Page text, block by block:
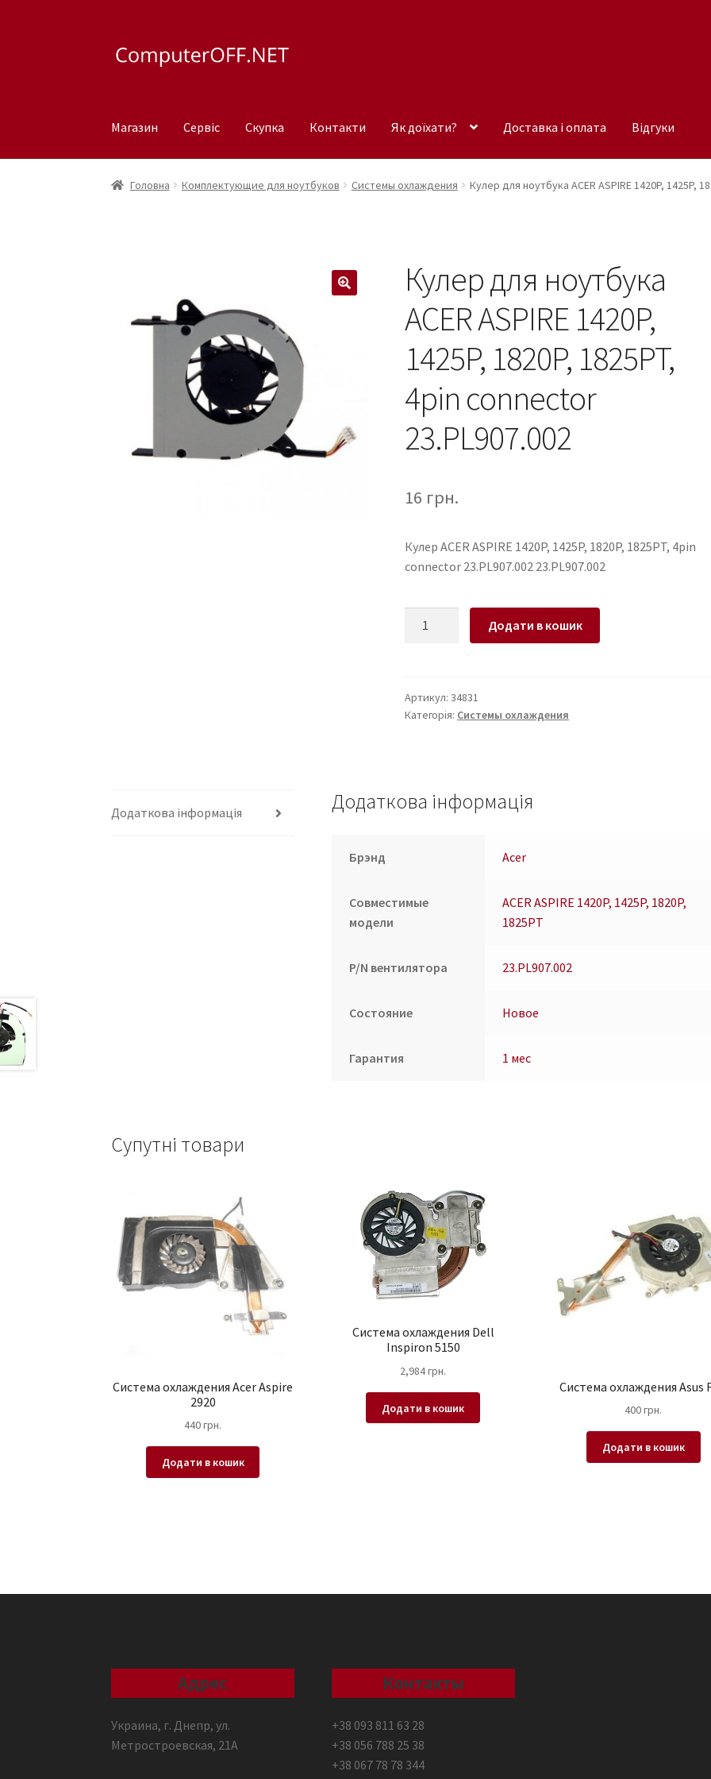
до
до
Магазин Сервіс Скупка Контакти Як доїхати? Доставка і оплата Відгуки
Головна Комплектующие для ноутбуков Системы охлаждения Кулер для ноутбука ACER ASPIRE 1420P, 1425P,
Кулер для ноутбука
ACER ASPIRE 1420P,
1425P, 1820P, 1825PT,
4pin connector
23.PL907.002
16 грн.
Кулер ACER ASPIRE 1420P, 1425P, 1820P, 1825PT, 4pin
connector 23.PL907.002 23.PL907.002
ASPIRE
1420P,
4pin
connector
Додати в кошик
Артикул:34831
Категорія: Системы охлаждения
Додаткова інформація Додаткова інформація
Брэнд Acer
Совместимые
модели
ACER ASPIRE 1420P, 1425P, 1820P,
1825PT
P/N вентилятора 23.PL907.002
Состояние Новое
Гарантия 1 мес
Супутні товари
Система охлаждения Acer Aspire
2920
440грн.
Додати в кошик
Система охлаждения Dell
Inspiron 5150
2,984грн.
Додати в кошик
Система охлаждения Asus
400грн.
Додати в кошик
Адрес
Украина, г. Днепр, ул.
Метростроевская, 21А
Контакты
+38 093 811 63 28
+38 056 788 25 38
+38 067 78 78 344